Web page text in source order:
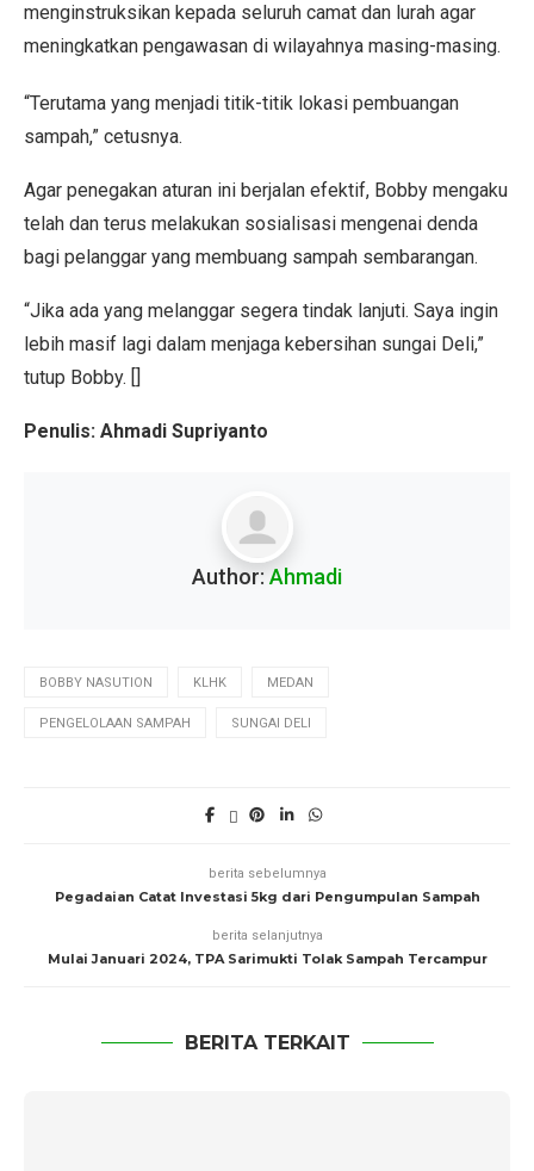
menginstruksikan kepada seluruh camat dan lurah agar
meningkatkan pengawasan di wilayahnya masing-masing.
“Terutama yang menjadi titik-titik lokasi pembuangan
sampah,” cetusnya.
Agar penegakan aturan ini berjalan efektif, Bobby mengaku
telah dan terus melakukan sosialisasi mengenai denda
bagi pelanggar yang membuang sampah sembarangan.
“Jika ada yang melanggar segera tindak lanjuti. Saya ingin
lebih masif lagi dalam menjaga kebersihan sungai Deli,”
tutup Bobby. []
Penulis: Ahmadi Supriyanto
Author: Ahmadi
BOBBY NASUTION KLHK MEDAN
PENGELOLAAN SAMPAH SUNGAI DELI
berita sebelumnya
Pegadaian Catat Investasi 5kg dari Pengumpulan Sampah
berita selanjutnya
Mulai Januari 2024, TPA Sarimukti Tolak Sampah Tercampur
BERITA TERKAIT